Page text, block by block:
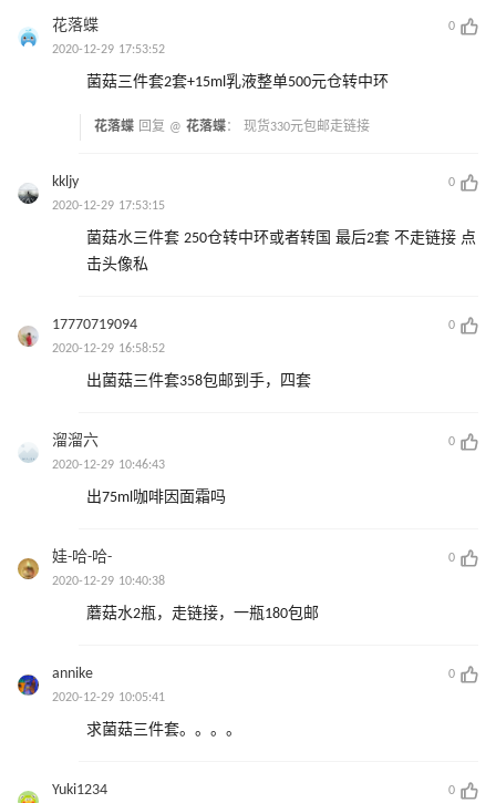
花落蝶
0
2020-12-29 17:53:52
菌菇三件套2套+15ml乳液整单500元仓转中环
花落蝶 回复 @ 花落蝶： 现货330元包邮走链接
kkljy
0
2020-12-29 17:53:15
菌菇水三件套 250仓转中环或者转国 最后2套 不走链接 点
击头像私
17770719094
0
2020-12-29 16:58:52
出菌菇三件套358包邮到手，四套
溜溜六
0
2020-12-29 10:46:43
出75ml咖啡因面霜吗
娃-哈-哈-
0
2020-12-29 10:40:38
蘑菇水2瓶，走链接，一瓶180包邮
annike
0
2020-12-29 10:05:41
求菌菇三件套。。。。
Yuki1234 0